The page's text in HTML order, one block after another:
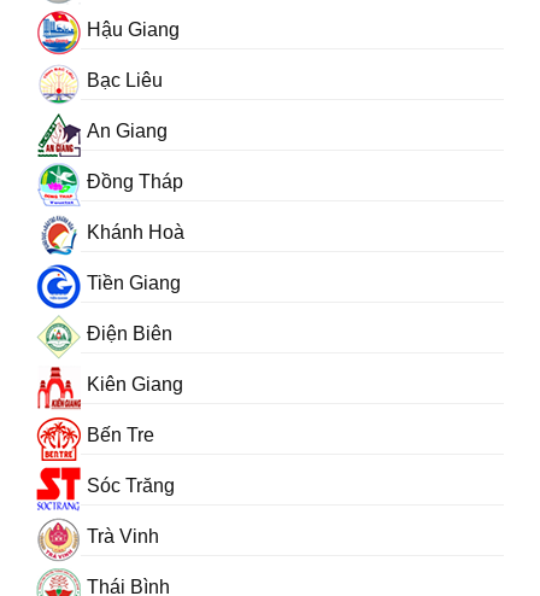
Hậu Giang
Bạc Liêu
An Giang
Đồng Tháp
Khánh Hoà
Tiền Giang
Điện Biên
Kiên Giang
Bến Tre
Sóc Trăng
Trà Vinh
Thái Bình